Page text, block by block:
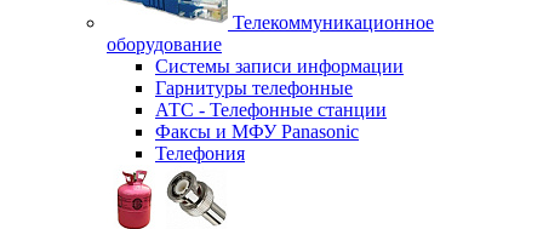
Телекоммуникационное
оборудование
Системы записи информации
Гарнитуры телефонные
АТС - Телефонные станции
Факсы и МФУ Panasonic
Телефония